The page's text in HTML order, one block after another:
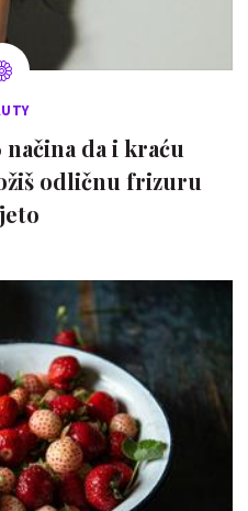
da i kraću
odličnu frizuru